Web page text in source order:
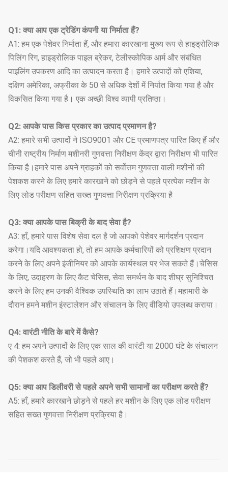
Q1: क्या आप एक ट्रेडिंग कंपनी या निर्माता हैं?
A1: हम एक पेशेवर निर्माता हैं, और हमारा कारखाना मुख्य रूप से हाइड्रोलिक
पिलिंग रिग, हाइड्रोलिक पाइल ब्रेकर, टेलीस्कोपिक आर्म और संबंधित
पाइलिंग उपकरण आदि का उत्पादन करता है। हमारे उत्पादों को एशिया,
दक्षिण अमेरिका, अफ्रीका के 50 से अधिक देशों में निर्यात किया गया है और
विकसित किया गया है। एक अच्छी विश्व व्यापी प्रतिष्ठा।
Q2: आपके पास किस प्रकार का उत्पाद प्रमाणन है?
A2: हमारे सभी उत्पादों ने ISO9001 और CE प्रमाणपत्र पारित किए हैं और
चीनी राष्ट्रीय निर्माण मशीनरी गुणवत्ता निरीक्षण केंद्र द्वारा निरीक्षण भी पारित
किया है।हमारे पास अपने ग्राहकों को सर्वोत्तम गुणवत्ता वाली मशीनों की
पेशकश करने के लिए हमारे कारखाने को छोड़ने से पहले प्रत्येक मशीन के
लिए लोड परीक्षण सहित सख्त गुणवत्ता निरीक्षण प्रक्रिया है
Q3: क्या आपके पास बिक्री के बाद सेवा है?
A3: हाँ, हमारे पास विशेष सेवा दल है जो आपको पेशेवर मार्गदर्शन प्रदान
करेगा।यदि आवश्यकता हो, तो हम आपके कर्मचारियों को प्रशिक्षण प्रदान
करने के लिए अपने इंजीनियर को आपके कार्यस्थल पर भेज सकते हैं।चेसिस
के लिए, उदाहरण के लिए कैट चेसिस, सेवा समर्थन के बाद शीघ्र सुनिश्चित
करने के लिए हम उनकी वैश्विक उपस्थिति का लाभ उठाते हैं।महामारी के
दौरान हमने मशीन इंस्टालेशन और संचालन के लिए वीडियो उपलब्ध कराया।
Q4: वारंटी नीति के बारे में कैसे?
ए 4: हम अपने उत्पादों के लिए एक साल की वारंटी या 2000 घंटे के संचालन
की पेशकश करते हैं, जो भी पहले आए।
Q5: क्या आप डिलीवरी से पहले अपने सभी सामानों का परीक्षण करते हैं?
A5: हाँ, हमारे कारखाने छोड़ने से पहले हर मशीन के लिए एक लोड परीक्षण
सहित सख्त गुणवत्ता निरीक्षण प्रक्रिया है।